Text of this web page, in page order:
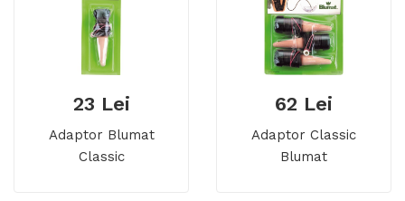
23 Lei
Adaptor Blumat
Classic
62 Lei
Adaptor Classic
Blumat